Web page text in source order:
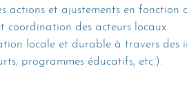
actions et ajustements en fonction
coordination des acteurs locaux.
locale et durable à travers des
programmes éducatifs, etc.).